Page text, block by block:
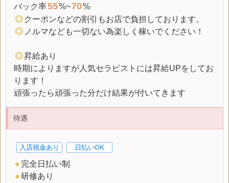
バック率55%~70%
◎ クーポンなどの割引もお店で負担しております。
◎ ノルマなども一切ない為楽しく稼いでください！
◎昇給あり
時期によりますが人気セラピストには昇給UPをしてお
ります！
頑張ったら頑張った分だけ結果が付いてきます
待遇
入店祝金あり 日払いOK
● 完全日払い制
●研修あり